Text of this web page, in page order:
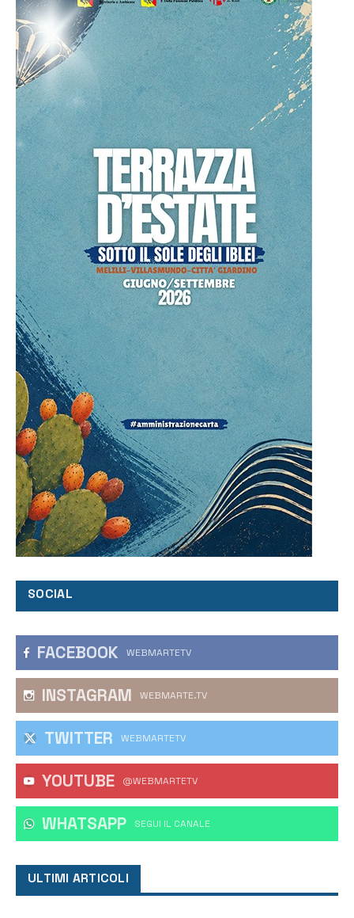
SOCIAL
FACEBOOK WEBMARTETV
INSTAGRAM WEBMARTE.TV
TWITTER WEBMARTETV
YOUTUBE @WEBMARTETV
WHATSAPP ‎SEGUI IL CANALE
ULTIMI ARTICOLI